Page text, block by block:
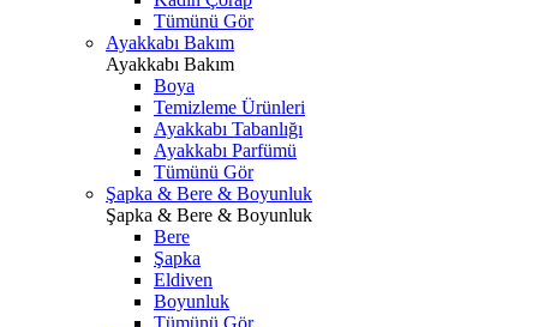
Tümünü Gör
Ayakkabı Bakım
Ayakkabı Bakım
Boya
Temizleme Ürünleri
Ayakkabı Tabanlığı
Ayakkabı Parfümü
Tümünü Gör
Şapka & Bere & Boyunluk
Şapka & Bere & Boyunluk
Bere
Şapka
Eldiven
Boyunluk
Tümünü Gör